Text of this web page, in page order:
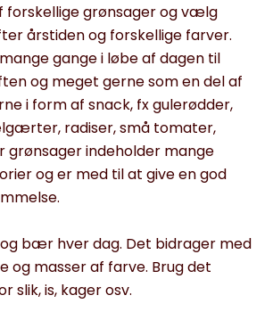
forskellige grønsager og vælg
årstiden og forskellige farver.
gange i løbe af dagen til
og meget gerne som en del af
i form af snack, fx gulerødder,
radiser, små tomater,
grønsager indeholder mange
og er med til at give en god
og bær hver dag. Det bidrager med
og masser af farve. Brug det
slik, is, kager osv.